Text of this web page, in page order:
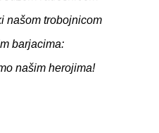
našom trobojnicom
barjacima:
našim herojima!